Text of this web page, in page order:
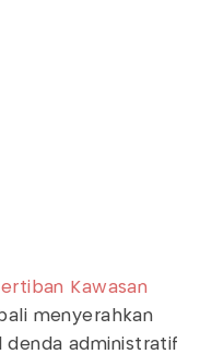
Kawasan
menyerahkan
denda administratif